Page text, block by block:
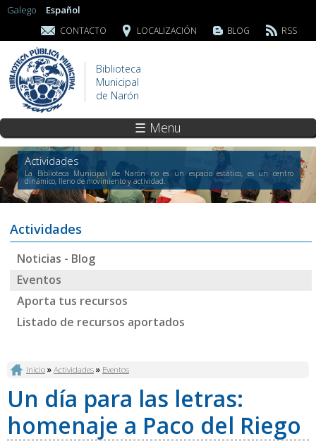
Galego Español
CONTACTO LOCALIZACIÓN BLOG RSS
Biblioteca
Municipal
de Narón
☰ Menu
Actividades
La Biblioteca Municipal de Narón no es un espacio estático, es un centro
dinámico, lleno de movimiento y actividad.
Actividades
Noticias - Blog
Eventos
Aporta tus recursos
Listado de recursos aportados
Se encuentra usted aquí
Inicio»Actividades» Eventos
Un día para las letras:
homenaje a Paco del Riego